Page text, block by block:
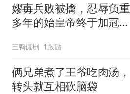
嫪毐兵败被擒，忍辱负重
多年的始皇帝终于加冠亲
三鸭侃剧 1跟贴
俩兄弟煮了王爷吃肉汤，
转头就互相砍脑袋